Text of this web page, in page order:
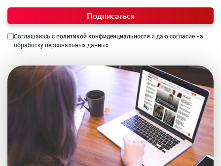
Подписаться
Соглашаюсь с политикой конфиденциальности и даю согласие на
обработку персональных данных